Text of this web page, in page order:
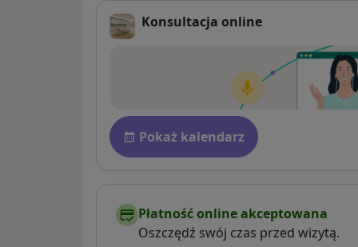
Konsultacja online
Dostępność
Pokaż kalendarz
Płatność online akceptowana
Oszczędź swój czas przed wizytą.